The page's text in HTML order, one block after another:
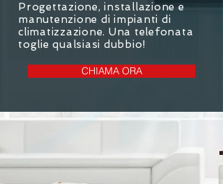
Progettazione, installazione e
manutenzione di impianti di
climatizzazione. Una telefonata
toglie qualsiasi dubbio!
CHIAMA ORA